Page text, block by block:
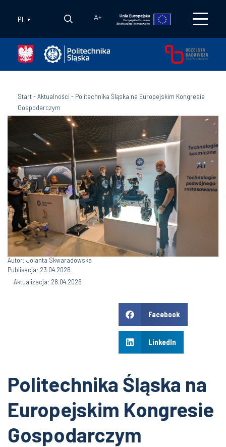
PL A+
Start-Aktualności- Politechnika Śląska na Europejskim Kongresie
Gospodarczym
Autor: Jolanta Skwaradowska
Publikacja: 23.04.2026
Aktualizacja: 28.04.2026
Facebook
LinkedIn
Politechnika Śląska na
Europejskim Kongresie
Gospodarczym